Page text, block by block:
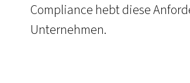
Compliance hebt diese
Unternehmen.